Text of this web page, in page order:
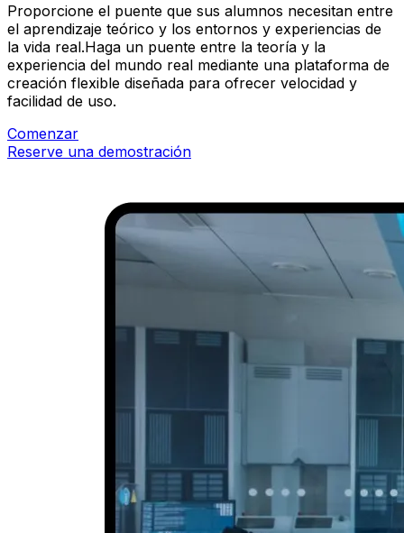
Proporcione el puente que sus alumnos necesitan entre
el aprendizaje teórico y los entornos y experiencias de
la vida real.Haga un puente entre la teoría y la
experiencia del mundo real mediante una plataforma de
creación flexible diseñada para ofrecer velocidad y
facilidad de uso.
Comenzar
Reserve una demostración